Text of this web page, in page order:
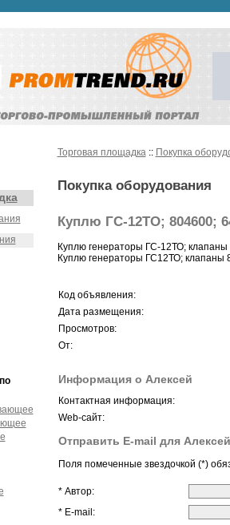
Торговая площадка:: Покупка
Покупка оборудования
Куплю ГС-12ТО; 804600;
Куплю генераторы ГС-12ТО;
Куплю генераторы ГС12ТО;
Код объявления:
Дата размещения:
Просмотров:
От:
Информация о Алексей
Контактная информация:
Web-сайт:
Отправить E-mail для Алексей
Поля помеченные звездочкой (*)
* Автор:
* E-mail: